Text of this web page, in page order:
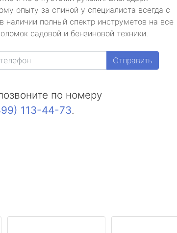
опыту за спиной у специалиста всегда с
наличии полный спектр инструметов на все
садовой и бензиновой техники.
Отправить
по номеру
113-44-73.